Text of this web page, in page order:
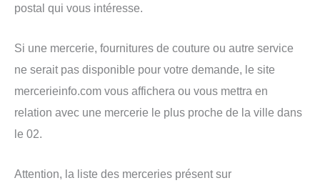
postal qui vous intéresse.
Si une mercerie, fournitures de couture ou autre service
ne serait pas disponible pour votre demande, le site
mercerieinfo.com vous affichera ou vous mettra en
relation avec une mercerie le plus proche de la ville dans
le 02.
Attention, la liste des merceries présent sur